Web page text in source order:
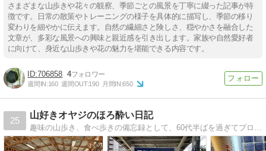
さまざまな山歩きや花々の観察、季節ごとの風景を丁寧に綴った記事が特
徴です。日常の散策やトレーニングの様子を具体的に描写し、季節の移り
変わりを細やかに伝えます。自然の繊細さと険しさ、穏やかさを融合した
文章が、多彩な風景への興味と親近感を引き出します。家族や自然愛好者
に向けて、身近な山歩きや花の魅力を堪能できる内容です。
706858 4
週間IN:160 週間OUT:190 月間IN:650
25
山好きオヤジのほろ酔い日記
趣味の山歩き、食べ歩きの備忘録として、60代半ばを過ぎてブログを始めました。近場の六甲山近辺の山歩きや、茶屋飲み、飲み歩きなどを綴っていこうと思っています。